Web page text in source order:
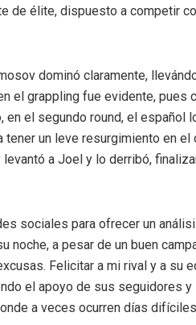
de élite, dispuesto a competir
dominó claramente,
el grappling fue evidente, pues
el segundo round, el español
un leve resurgimiento en el
a Joel y lo derribó,
sociales para ofrecer un
noche, a pesar de un buen
Felicitar a mi rival y a su
el apoyo de sus seguidores y
a veces ocurren días